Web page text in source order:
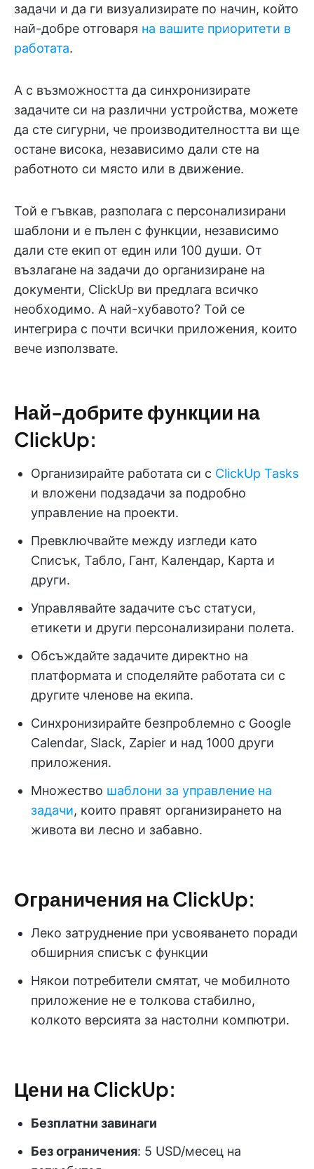
задачи и да ги визуализирате по начин, който
най-добре отговаря на вашите приоритети в
работата.
А с възможността да синхронизирате
задачите си на различни устройства, можете
да сте сигурни, че производителността ви ще
остане висока, независимо дали сте на
работното си място или в движение.
Той е гъвкав, разполага с персонализирани
шаблони и е пълен с функции, независимо
дали сте екип от един или 100 души. От
възлагане на задачи до организиране на
документи, ClickUp ви предлага всичко
необходимо. А най-хубавото? Той се
интегрира с почти всички приложения, които
вече използвате.
Най-добрите функции на
ClickUp:
Организирайте работата си с ClickUp Tasks
и вложени подзадачи за подробно
управление на проекти.
Превключвайте между изгледи като
Списък, Табло, Гант, Календар, Карта и
други.
Управлявайте задачите със статуси,
етикети и други персонализирани полета.
Обсъждайте задачите директно на
платформата и споделяйте работата си с
другите членове на екипа.
Синхронизирайте безпроблемно с Google
Calendar, Slack, Zapier и над 1000 други
приложения.
Множество шаблони за управление на
задачи, които правят организирането на
живота ви лесно и забавно.
Ограничения на ClickUp:
Леко затруднение при усвояването поради
обширния списък с функции
Някои потребители смятат, че мобилното
приложение не е толкова стабилно,
колкото версията за настолни компютри.
Цени на ClickUp:
Безплатни завинаги
Без ограничения: 5 USD/месец на